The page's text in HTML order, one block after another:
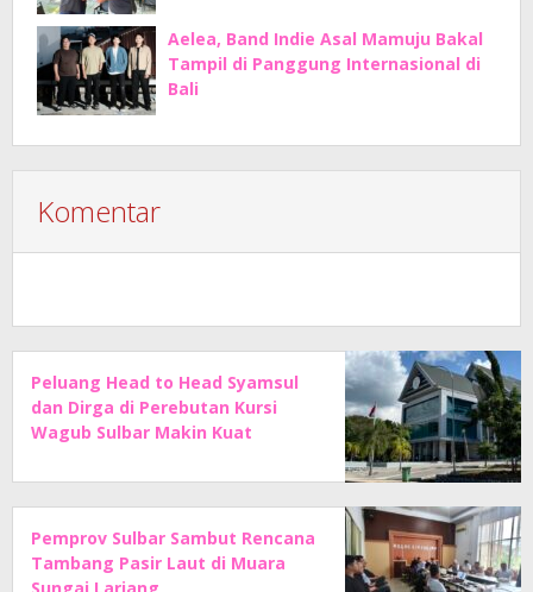
Aelea, Band Indie Asal Mamuju Bakal
Tampil di Panggung Internasional di
Bali
Komentar
Peluang Head to Head Syamsul
dan Dirga di Perebutan Kursi
Wagub Sulbar Makin Kuat
Pemprov Sulbar Sambut Rencana
Tambang Pasir Laut di Muara